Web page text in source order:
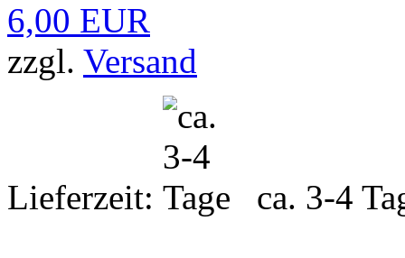
6,00 EUR
zzgl. Versand
Lieferzeit: ca. 3-4